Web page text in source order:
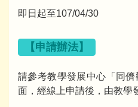
即日起至107/04/30
【申請辦法】
請參考教學發展中心「同
面，經線上申請後，由教學